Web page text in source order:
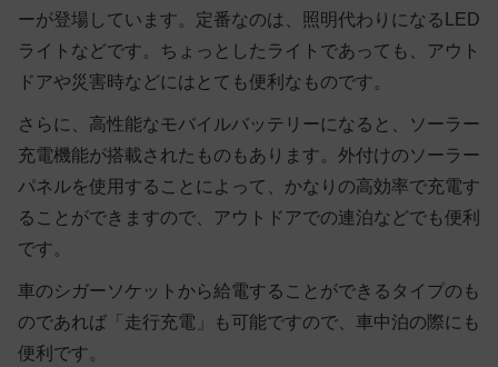
ーが登場しています。定番なのは、照明代わりになるLED
ライトなどです。ちょっとしたライトであっても、アウト
ドアや災害時などにはとても便利なものです。
さらに、高性能なモバイルバッテリーになると、ソーラー
充電機能が搭載されたものもあります。外付けのソーラー
パネルを使用することによって、かなりの高効率で充電す
ることができますので、アウトドアでの連泊などでも便利
です。
車のシガーソケットから給電することができるタイプのも
のであれば「走行充電」も可能ですので、車中泊の際にも
便利です。